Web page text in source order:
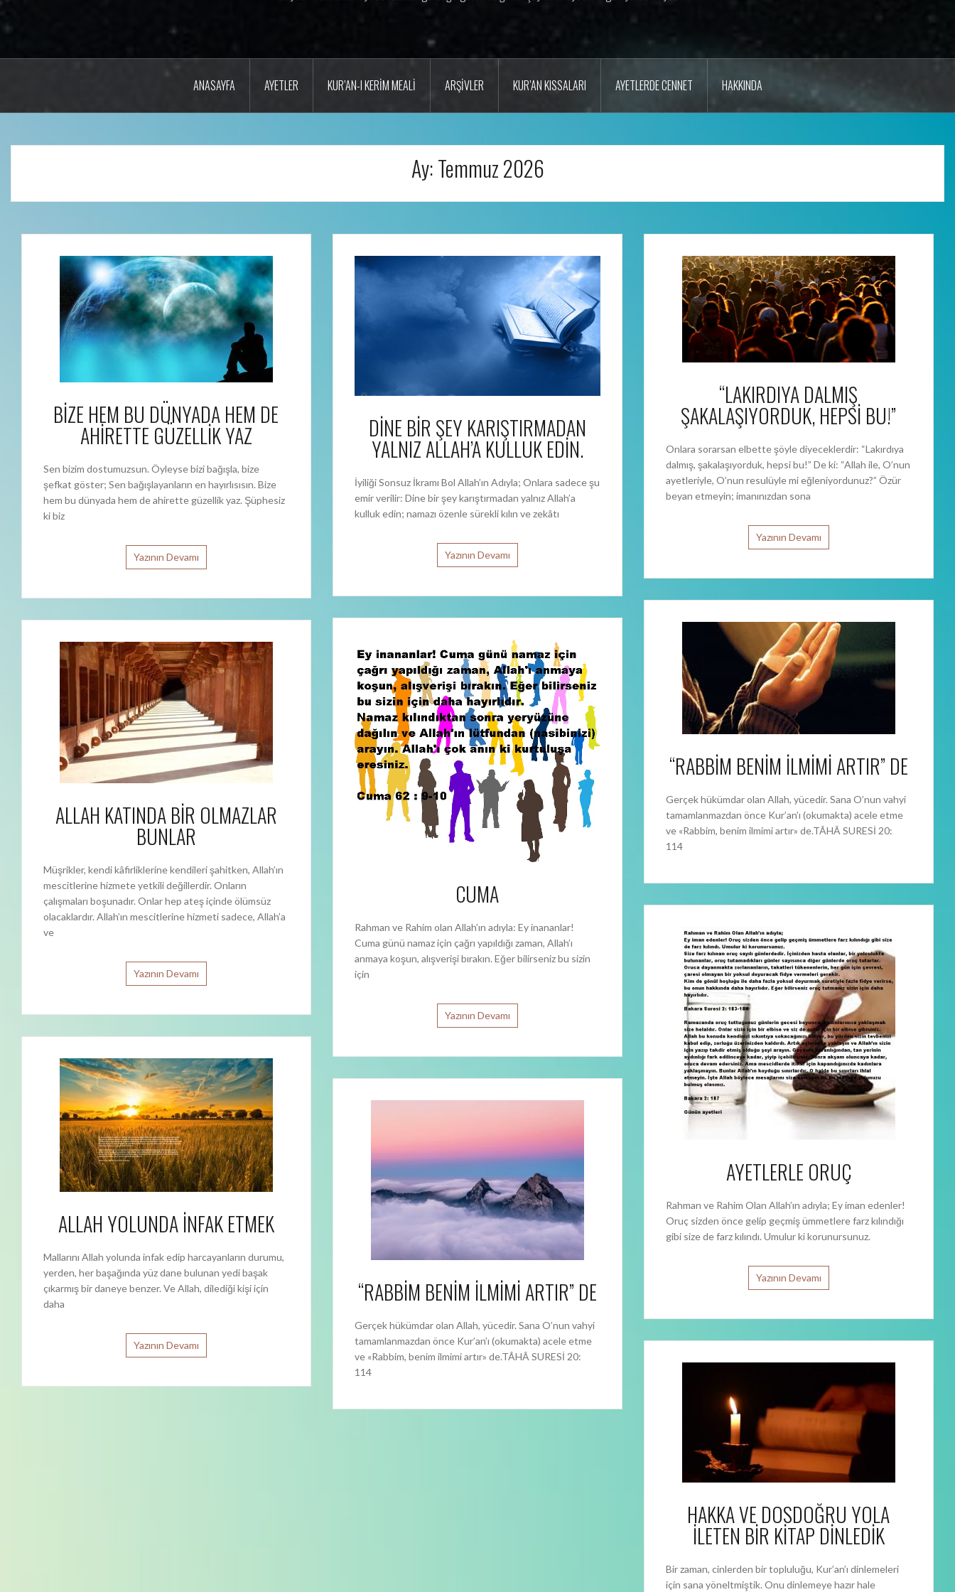
ANASAYFA AYETLER KUR’AN-I KERIM MEALI ARŞIVLER KUR’AN KISSALARI AYETLERDE CENNET HAKKINDA
Ay:Temmuz 2026
BİZE HEM BU DÜNYADA HEM DE
AHİRETTE GÜZELLİK YAZ
Sen bizim dostumuzsun. Öyleyse bizi bağışla, bize
şefkat göster; Sen bağışlayanların en hayırlısısın. Bize
hem bu dünyada hem de ahirette güzellik yaz. Şüphesiz
ki biz
Yazının Devamı
DİNE BİR ŞEY KARIŞTIRMADAN
YALNIZ ALLAH’A KULLUK EDİN.
İyiliği Sonsuz İkramı Bol Allah’ın Adıyla; Onlara sadece şu
emir verilir: Dine bir şey karıştırmadan yalnız Allah’a
kulluk edin; namazı özenle sürekli kılın ve zekâtı
Yazının Devamı
“LAKIRDIYA DALMIŞ
ŞAKALAŞIYORDUK, HEPSİ BU!”
Onlara sorarsan elbette şöyle diyeceklerdir: “Lakırdıya
dalmış, şakalaşıyorduk, hepsi bu!” De ki: “Allah ile, O’nun
ayetleriyle, O’nun resulüyle mi eğleniyordunuz?” Özür
beyan etmeyin; imanınızdan sona
Yazının Devamı
“RABBİM BENİM İLMİMİ ARTIR” DE
Gerçek hükümdar olan Allah, yücedir. Sana O’nun vahyi
tamamlanmazdan önce Kur’an’ı (okumakta) acele etme
ve «Rabbim, benim ilmimi artır» de.TÂHÂ SURESİ 20:
114
CUMA
Rahman ve Rahim olan Allah’ın adıyla: Ey inananlar!
Cuma günü namaz için çağrı yapıldığı zaman, Allah’ı
anmaya koşun, alışverişi bırakın. Eğer bilirseniz bu sizin
için
Yazının Devamı
ALLAH KATINDA BİR OLMAZLAR
BUNLAR
Müşrikler, kendi kâfirliklerine kendileri şahitken, Allah’ın
mescitlerine hizmete yetkili değillerdir. Onların
çalışmaları boşunadır. Onlar hep ateş içinde ölümsüz
olacaklardır. Allah’ın mescitlerine hizmeti sadece, Allah’a
ve
Yazının Devamı
AYETLERLE ORUÇ
Rahman ve Rahim Olan Allah’ın adıyla; Ey iman edenler!
Oruç sizden önce gelip geçmiş ümmetlere farz kılındığı
gibi size de farz kılındı. Umulur ki korunursunuz.
Yazının Devamı
ALLAH YOLUNDA İNFAK ETMEK
Mallarını Allah yolunda infak edip harcayanların durumu,
yerden, her başağında yüz dane bulunan yedi başak
çıkarmış bir daneye benzer. Ve Allah, dilediği kişi için
daha
Yazının Devamı
“RABBİM BENİM İLMİMİ ARTIR” DE
Gerçek hükümdar olan Allah, yücedir. Sana O’nun vahyi
tamamlanmazdan önce Kur’an’ı (okumakta) acele etme
ve «Rabbim, benim ilmimi artır» de.TÂHÂ SURESİ 20:
114
HAKKA VE DOSDOĞRU YOLA
İLETEN BİR KİTAP DİNLEDİK
Bir zaman, cinlerden bir topluluğu, Kur’an’ı dinlemeleri
için sana yöneltmiştik. Onu dinlemeye hazır hale